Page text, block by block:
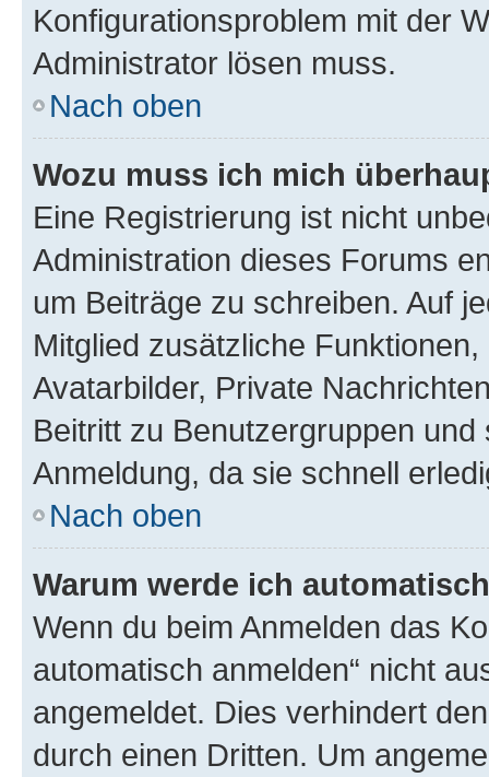
Konfigurationsproblem mit der
Administrator lösen muss.
Nach oben
Wozu muss ich mich
Eine Registrierung ist nicht
Administration dieses Forums
um Beiträge zu schreiben. Auf
Mitglied zusätzliche
Avatarbilder, Private
Beitritt zu Benutzergruppen
Anmeldung, da sie schnell
Nach oben
Warum werde ich
Wenn du beim Anmelden das
automatisch anmelden“ nicht
angemeldet. Dies verhindert
durch einen Dritten. Um